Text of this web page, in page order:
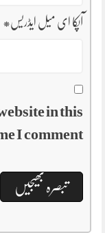
آپکا ای میل ایڈریس*
in this
I comment.